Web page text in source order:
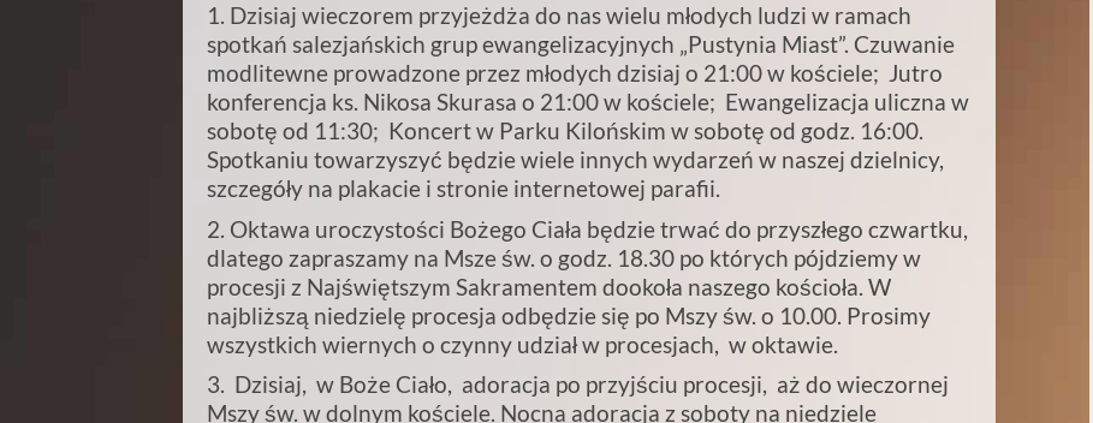
1. Dzisiaj wieczorem przyjeżdża do nas wielu młodych ludzi w ramach
spotkań salezjańskich grup ewangelizacyjnych „Pustynia Miast”. Czuwanie
modlitewne prowadzone przez młodych dzisiaj o 21:00 w kościele; Jutro
konferencja ks. Nikosa Skurasa o 21:00 w kościele; Ewangelizacja uliczna w
sobotę od 11:30; Koncert w Parku Kilońskim w sobotę od godz. 16:00.
Spotkaniu towarzyszyć będzie wiele innych wydarzeń w naszej dzielnicy,
szczegóły na plakacie i stronie internetowej parafii.
2. Oktawa uroczystości Bożego Ciała będzie trwać do przyszłego czwartku,
dlatego zapraszamy na Msze św. o godz. 18.30 po których pójdziemy w
procesji z Najświętszym Sakramentem dookoła naszego kościoła. W
najbliższą niedzielę procesja odbędzie się po Mszy św. o 10.00. Prosimy
wszystkich wiernych o czynny udział w procesjach, w oktawie.
3. Dzisiaj, w Boże Ciało, adoracja po przyjściu procesji, aż do wieczornej
Mszy św. w dolnym kościele. Nocna adoracja z soboty na niedziele